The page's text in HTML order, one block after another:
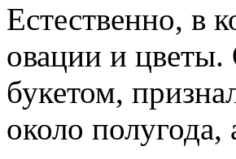
Естественно, в
овации и
букетом,
около